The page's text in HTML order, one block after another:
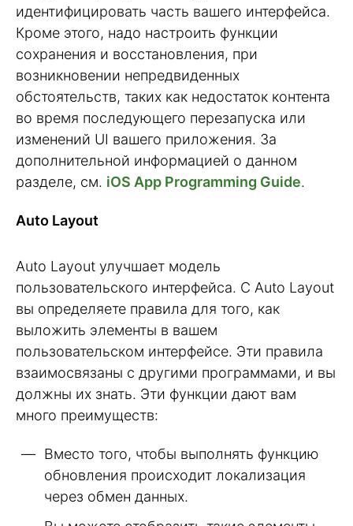
идентифицировать часть вашего интерфейса.
Кроме этого, надо настроить функции
сохранения и восстановления, при
возникновении непредвиденных
обстоятельств, таких как недостаток контента
во время последующего перезапуска или
изменений UI вашего приложения. За
дополнительной информацией о данном
разделе, см. iOS App Programming Guide.
Auto Layout
Auto Layout улучшает модель
пользовательского интерфейса. С Auto Layout
вы определяете правила для того, как
выложить элементы в вашем
пользовательском интерфейсе. Эти правила
взаимосвязаны с другими программами, и вы
должны их знать. Эти функции дают вам
много преимуществ:
Вместо того, чтобы выполнять функцию
обновления происходит локализация
через обмен данных.